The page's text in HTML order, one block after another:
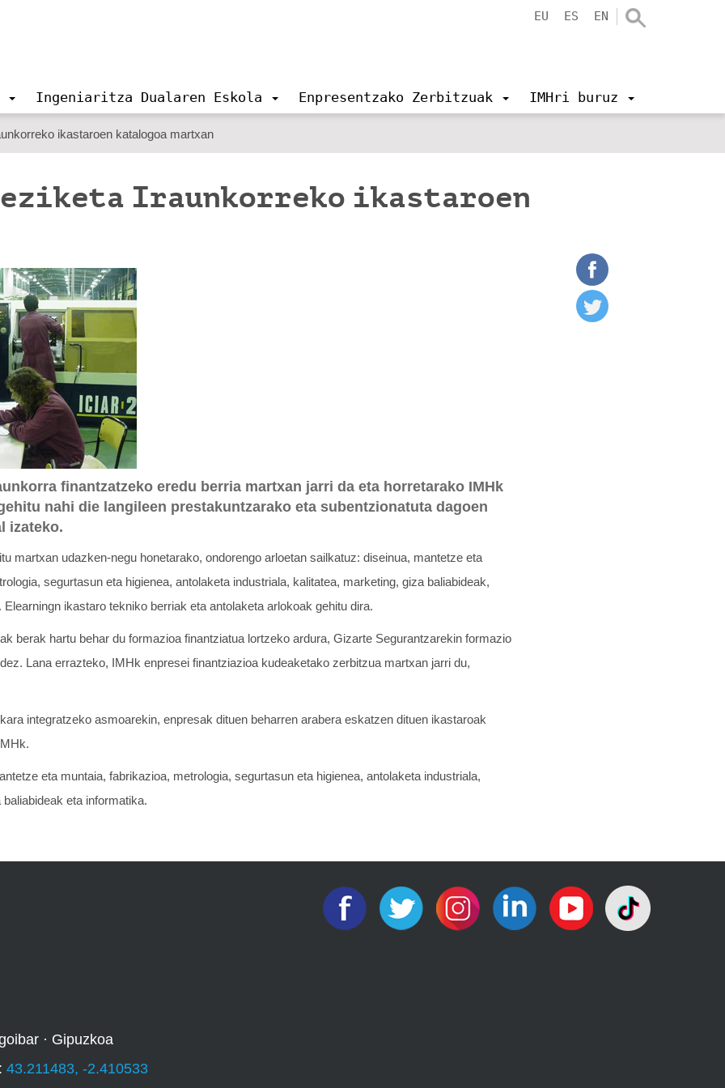
EU ES EN
Ingeniaritza Dualaren Eskola Enpresentzako Zerbitzuak IMHri buruz
ikastaroen katalogoa martxan
Iraunkorreko ikastaroen
finantzatzeko eredu berria martxan jarri da eta horretarako IMHk
nahi die langileen prestakuntzarako eta subentzionatuta dagoen
izateko.
martxan udazken-negu honetarako, ondorengo arloetan sailkatuz: diseinua, mantetze eta
segurtasun eta higienea, antolaketa industriala, kalitatea, marketing, giza baliabideak,
Elearningn ikastaro tekniko berriak eta antolaketa arlokoak gehitu dira.
berak hartu behar du formazioa finantziatua lortzeko ardura, Gizarte Segurantzarekin formazio
Lana errazteko, IMHk enpresei finantziazioa kudeaketako zerbitzua martxan jarri du,
integratzeko asmoarekin, enpresak dituen beharren arabera eskatzen dituen ikastaroak
eta muntaia, fabrikazioa, metrologia, segurtasun eta higienea, antolaketa industriala,
eta informatika.
· Gipuzkoa
43.211483, -2.410533